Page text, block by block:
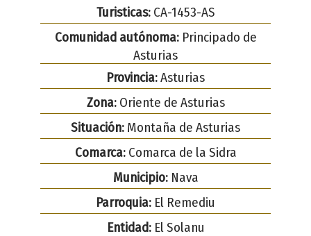
Turisticas:CA-1453-AS
Comunidad autónoma:Principado de
Asturias
Provincia:Asturias
Zona:Oriente de Asturias
Situación: Montaña de Asturias
Comarca:Comarca de la Sidra
Municipio:Nava
Parroquia: El Remediu
Entidad:El Solanu